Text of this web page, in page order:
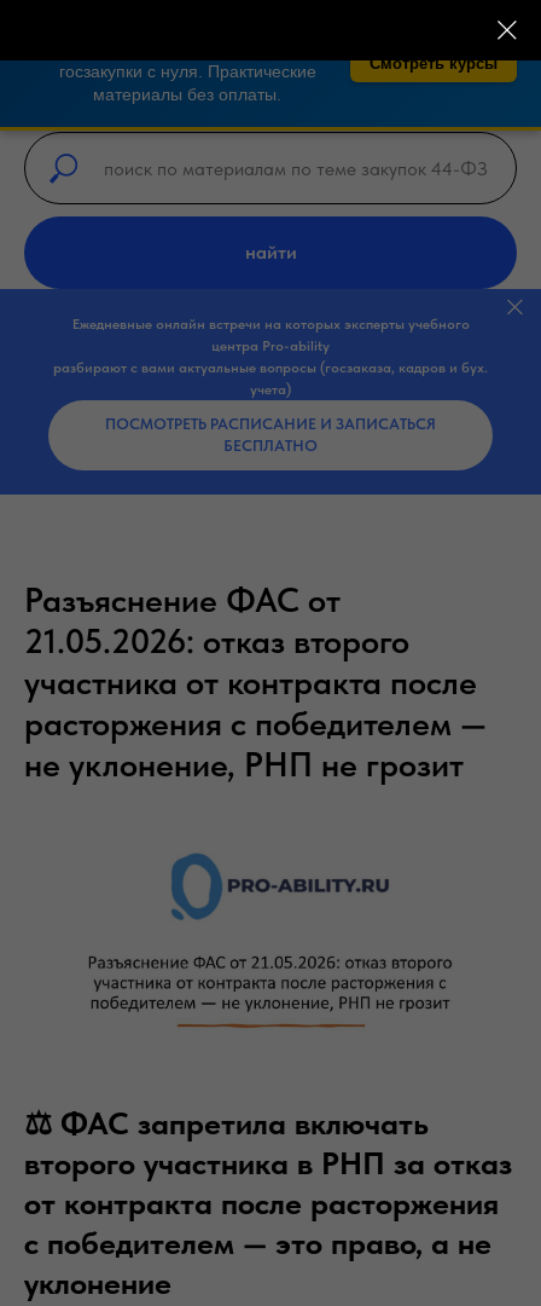
×
госзакупки с нуля. Практические
материалы без оплаты.
Смотреть курсы
найти
Ежедневные онлайн встречи на которых эксперты учебного
центра Pro-ability
разбирают с вами актуальные вопросы (госзаказа, кадров и бух.
учета)
ПОСМОТРЕТЬ РАСПИСАНИЕ И ЗАПИСАТЬСЯ
БЕСПЛАТНО
Разъяснение ФАС от
21.05.2026: отказ второго
участника от контракта после
расторжения с победителем —
не уклонение, РНП не грозит
⚖️ ФАС запретила включать
второго участника в РНП за отказ
от контракта после расторжения
с победителем — это право, а не
уклонение